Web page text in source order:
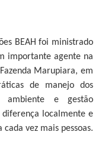
BEAH foi ministrado
importante agente na
Marupiara, em
de manejo dos
ambiente e gestão
diferença localmente e
vez mais pessoas.